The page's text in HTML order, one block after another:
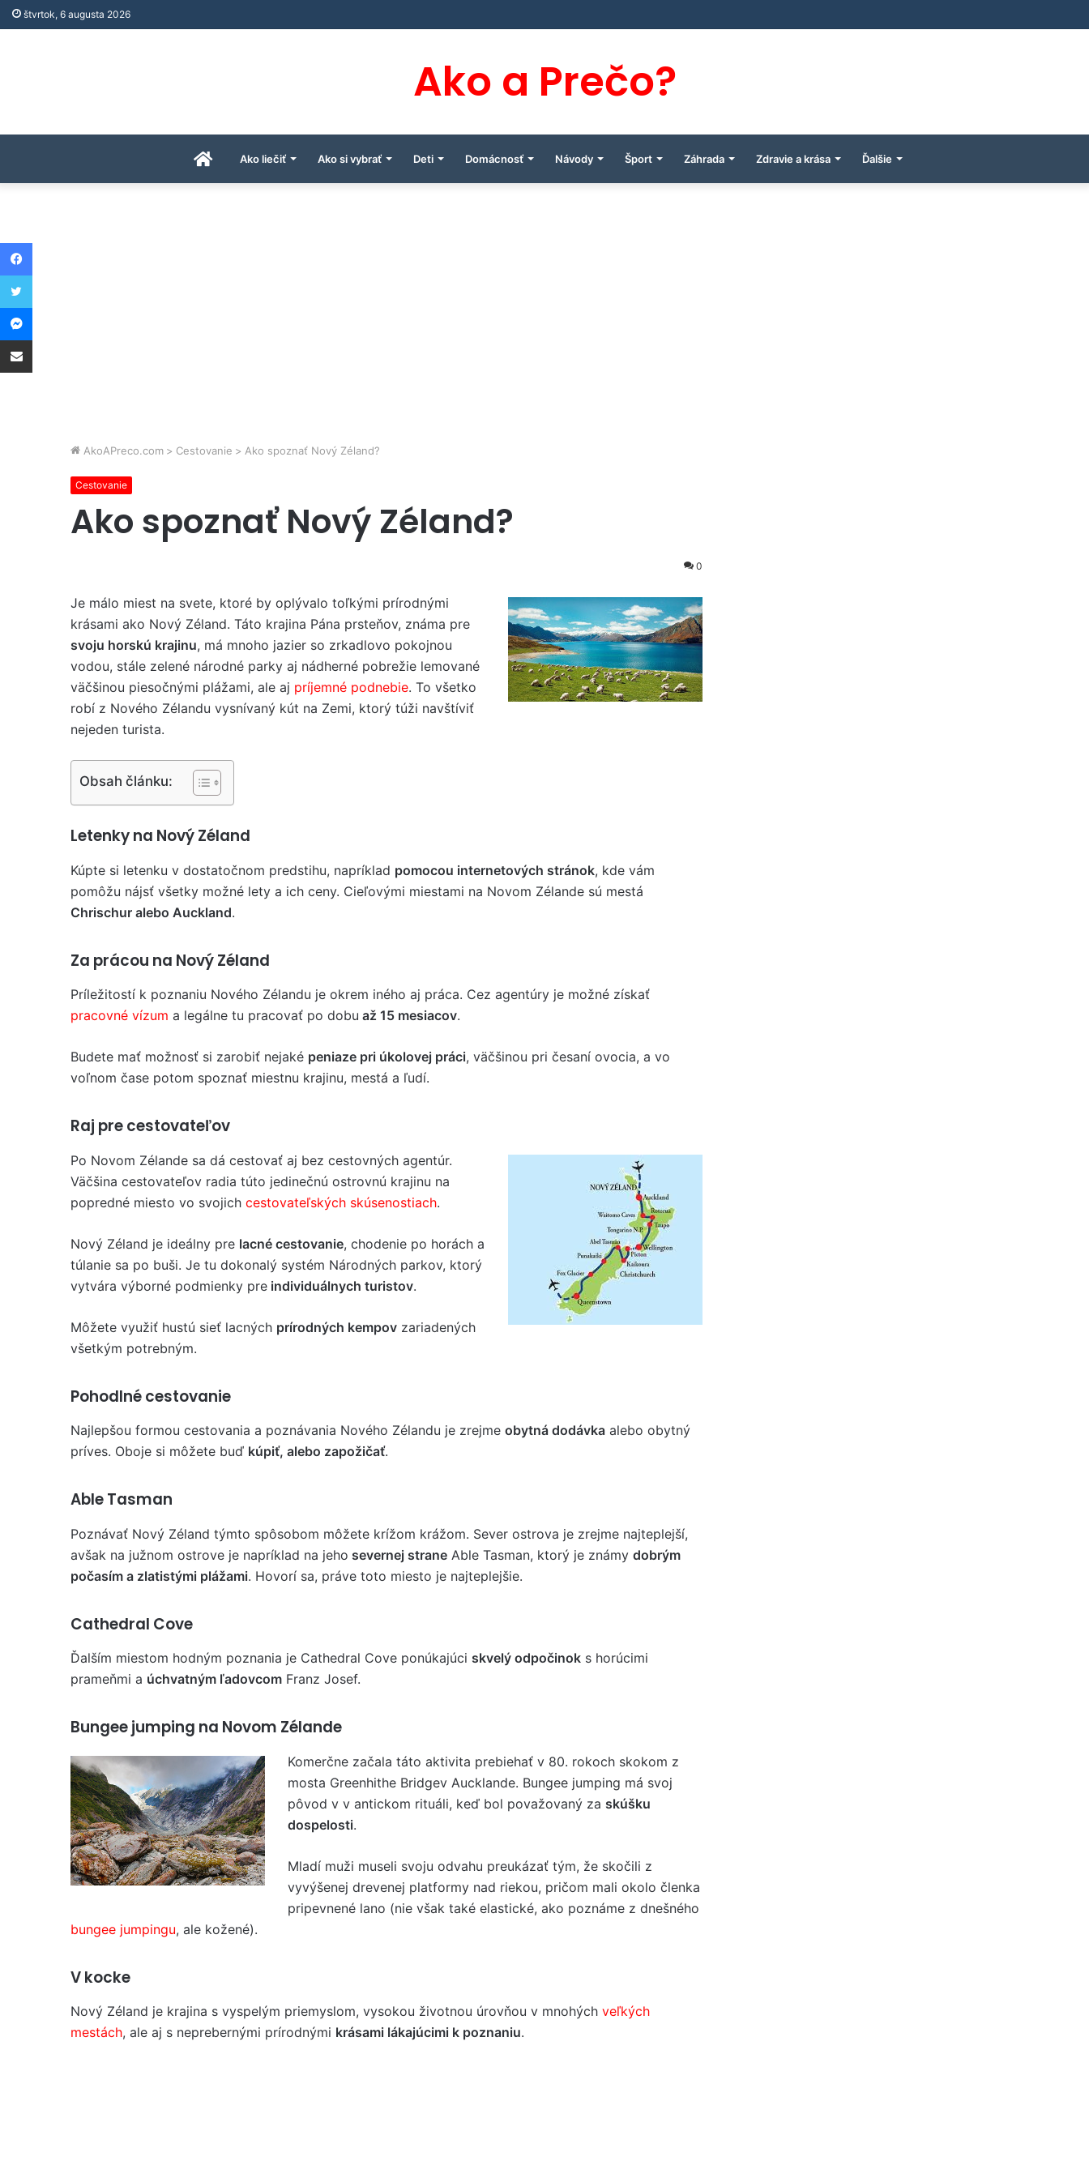
štvrtok, 6 augusta 2026
Ako a Prečo?
ÚvodnáAko liečiť Ako si vybrať Deti Domácnosť Návody Šport Záhrada Zdravie a krása Ďalšie
AkoAPreco.com > Cestovanie > Ako spoznať Nový Zéland?
Cestovanie
Ako spoznať Nový Zéland?
0
Je málo miest na svete, ktoré by oplývalo toľkými prírodnými
krásami ako Nový Zéland. Táto krajina Pána prsteňov, známa pre
svoju horskú krajinu, má mnoho jazier so zrkadlovo pokojnou
vodou, stále zelené národné parky aj nádherné pobrežie lemované
väčšinou piesočnými plážami, ale aj príjemné podnebie. To všetko
robí z Nového Zélandu vysnívaný kút na Zemi, ktorý túži navštíviť
nejeden turista.
Obsah článku:
Letenky na Nový Zéland
Kúpte si letenku v dostatočnom predstihu, napríklad pomocou internetových stránok, kde vám
pomôžu nájsť všetky možné lety a ich ceny. Cieľovými miestami na Novom Zélande sú mestá
Chrischur alebo Auckland.
Za prácou na Nový Zéland
Príležitostí k poznaniu Nového Zélandu je okrem iného aj práca. Cez agentúry je možné získať
pracovné vízum a legálne tu pracovať po dobu až 15 mesiacov.
Budete mať možnosť si zarobiť nejaké peniaze pri úkolovej práci, väčšinou pri česaní ovocia, a vo
voľnom čase potom spoznať miestnu krajinu, mestá a ľudí.
Raj pre cestovateľov
Po Novom Zélande sa dá cestovať aj bez cestovných agentúr.
Väčšina cestovateľov radia túto jedinečnú ostrovnú krajinu na
popredné miesto vo svojich cestovateľských skúsenostiach.
Nový Zéland je ideálny pre lacné cestovanie, chodenie po horách a
túlanie sa po buši. Je tu dokonalý systém Národných parkov, ktorý
vytvára výborné podmienky pre individuálnych turistov.
Môžete využiť hustú sieť lacných prírodných kempov zariadených
všetkým potrebným.
Pohodlné cestovanie
Najlepšou formou cestovania a poznávania Nového Zélandu je zrejme obytná dodávka alebo obytný
príves. Oboje si môžete buď kúpiť, alebo zapožičať.
Able Tasman
Poznávať Nový Zéland týmto spôsobom môžete krížom krážom. Sever ostrova je zrejme najteplejší,
avšak na južnom ostrove je napríklad na jeho severnej strane Able Tasman, ktorý je známy dobrým
počasím a zlatistými plážami. Hovorí sa, práve toto miesto je najteplejšie.
Cathedral Cove
Ďalším miestom hodným poznania je Cathedral Cove ponúkajúci skvelý odpočinok s horúcimi
prameňmi a úchvatným ľadovcom Franz Josef.
Bungee jumping na Novom Zélande
Komerčne začala táto aktivita prebiehať v 80. rokoch skokom z
mosta Greenhithe Bridgev Aucklande. Bungee jumping má svoj
pôvod v v antickom rituáli, keď bol považovaný za skúšku
dospelosti.
Mladí muži museli svoju odvahu preukázať tým, že skočili z
vyvýšenej drevenej platformy nad riekou, pričom mali okolo členka
pripevnené lano (nie však také elastické, ako poznáme z dnešného
bungee jumpingu, ale kožené).
V kocke
Nový Zéland je krajina s vyspelým priemyslom, vysokou životnou úrovňou v mnohých veľkých
mestách, ale aj s neprebernými prírodnými krásami lákajúcimi k poznaniu.
Facebook
Twitter
Messenger
Share via Email